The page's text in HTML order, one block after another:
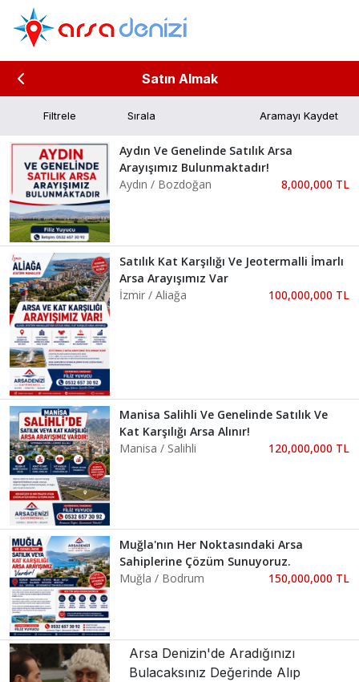
Satın Almak
Filtrele Aramayı Kaydet
Aydın Ve Genelinde Satılık Arsa
Arayışımız Bulunmaktadır!
Aydın / Bozdoğan
8,000,000 TL
Satılık Kat Karşılığı Ve Jeotermalli İmarlı
Arsa Arayışımız Var
İzmir / Aliağa
100,000,000 TL
Manisa Salihli Ve Genelinde Satılık Ve
Kat Karşılığı Arsa Alınır!
Manisa / Salihli
120,000,000 TL
Muğla'nın Her Noktasındaki Arsa
Sahiplerine Çözüm Sunuyoruz.
Muğla / Bodrum
150,000,000 TL
Arsa Denizin'de Aradığınızı
Bulacaksınız Değerinde Alıp